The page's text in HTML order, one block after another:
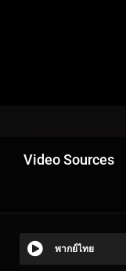
Video Sources
พากย์ไทย